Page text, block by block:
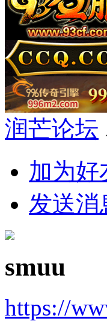
润芒论坛
加为好
发送消
smuu
https://